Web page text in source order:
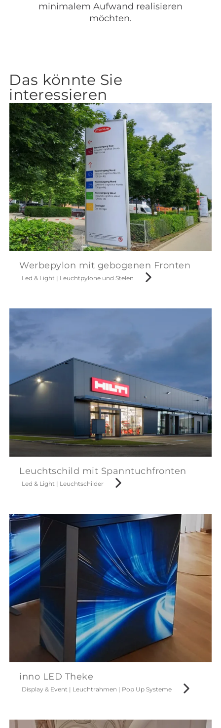
minimalem Aufwand realisieren
möchten.
Das könnte Sie
interessieren
Werbepylon mit gebogenen Fronten
Led & Light | Leuchtpylone und Stelen
Leuchtschild mit Spanntuchfronten
Led & Light | Leuchtschilder
inno LED Theke
Display & Event | Leuchtrahmen | Pop Up Systeme